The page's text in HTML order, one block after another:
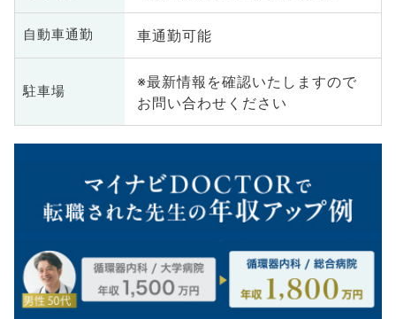
自動車通勤 車通勤可能
駐車場
※最新情報を確認いたしますので
お問い合わせください